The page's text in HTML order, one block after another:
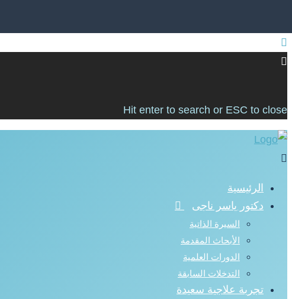
Hit enter to search or ESC to close
الرئيسية
دكتور ياسر ناجى
السيرة الذاتية
الأبحاث المقدمة
الدورات العلمية
التدخلات السابقة
تجربة علاجية سعيدة